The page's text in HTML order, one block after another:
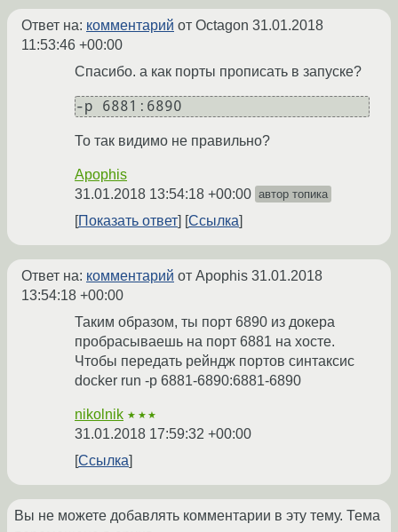
Ответ на: комментарий от Octagon 31.01.2018
11:53:46 +00:00
Спасибо. а как порты прописать в запуске?
-p 6881:6890
То так видимо не правильно?
Apophis
31.01.2018 13:54:18 +00:00 автор топика
Показать ответ Ссылка
Ответ на: комментарий от Apophis 31.01.2018
13:54:18 +00:00
Таким образом, ты порт 6890 из докера
пробрасываешь на порт 6881 на хосте.
Чтобы передать рейндж портов синтаксис
docker run -p 6881-6890:6881-6890
nikolnik ★★★
31.01.2018 17:59:32 +00:00
Ссылка
Вы не можете добавлять комментарии в эту тему. Тема